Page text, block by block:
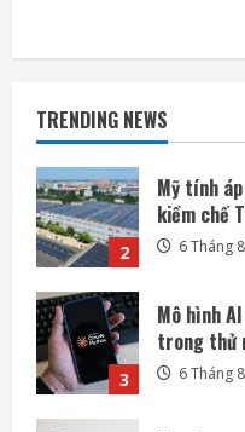
TRENDING NEWS
2
Mỹ tính
3
Mô hình
trong thử
6 Tháng
4
Honda
robot
6 Tháng